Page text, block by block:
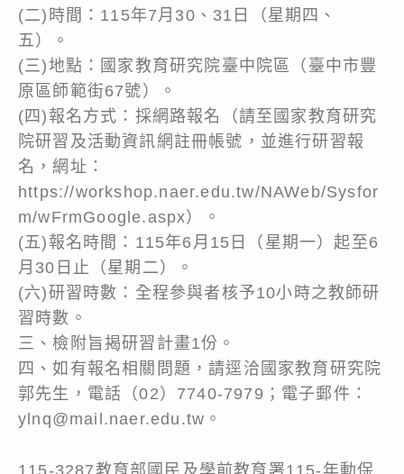
(二)時間：115年7月30、31日（星期四、
五）。
(三)地點：國家教育研究院臺中院區（臺中市豐
原區師範街67號）。
(四)報名方式：採網路報名（請至國家教育研究
院研習及活動資訊網註冊帳號，並進行研習報
名，網址：
https://workshop.naer.edu.tw/NAWeb/Sysfor
m/wFrmGoogle.aspx）。
(五)報名時間：115年6月15日（星期一）起至6
月30日止（星期二）。
(六)研習時數：全程參與者核予10小時之教師研
習時數。
三、檢附旨揭研習計畫1份。
四、如有報名相關問題，請逕洽國家教育研究院
郭先生，電話（02）7740-7979；電子郵件：
ylnq@mail.naer.edu.tw。
115-3287教育部國民及學前教育署115-年動保